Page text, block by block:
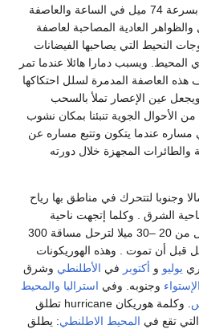
الجوي قليل وتهب رياحها بشدة بسرعة 74 ميل في الساعة والعاصفة
ميل وباتساع 500 ميل والظواهر العادية المصاحبة لعاصفة
النحيط التي يصاحبها الفيضانات
المحيط. ويسبب دمارا هائلا عندما تمر
العاصفة المدمرة لسلل احتكاكها
عين الإعصار تملأ بالسحب
الأحوال الجوية تنبئنا بمكان نشوب
عندما يتكون وتتبع مساره عن
والطائرات المجهزة خلال دورته
وجنوبا لتتحرك في مناطق بها رياح
الشرق . وكلما إتجهت ناحية
القطبين إكتسبت سرعة قد تصل من 20 –30 ميلا لترحل مساقة 300
ميلا يوميا لتقطع 3000 ميل قبل أن تموت . وهذه الهوريكونات
يوليو و أكتوبر في الأطلنطي وشرق
وجنوبه. وفي استراليا والمحيط
. وكلمة هوريكان hurricane تطلق
تقع في المحيط الاطلنطي: يطلق